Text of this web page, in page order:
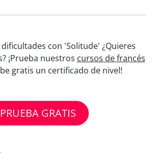
con 'Solitude' ¿Quieres
¡Prueba nuestros cursos de francés
gratis un certificado de nivel!
PRUEBA GRATIS